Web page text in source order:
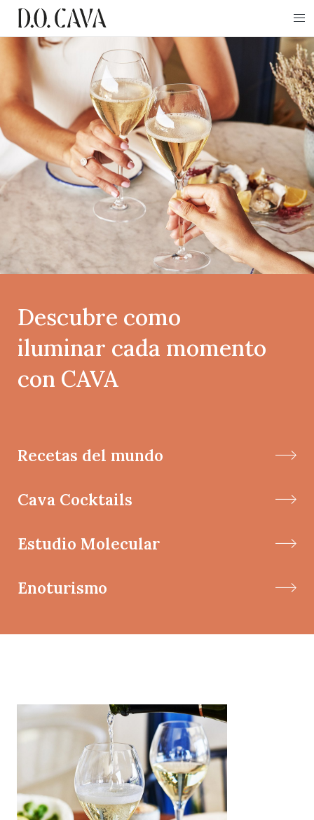
Descubre como
iluminar cada momento
con CAVA
Recetas del mundo
Cava Cocktails
Estudio Molecular
Enoturismo